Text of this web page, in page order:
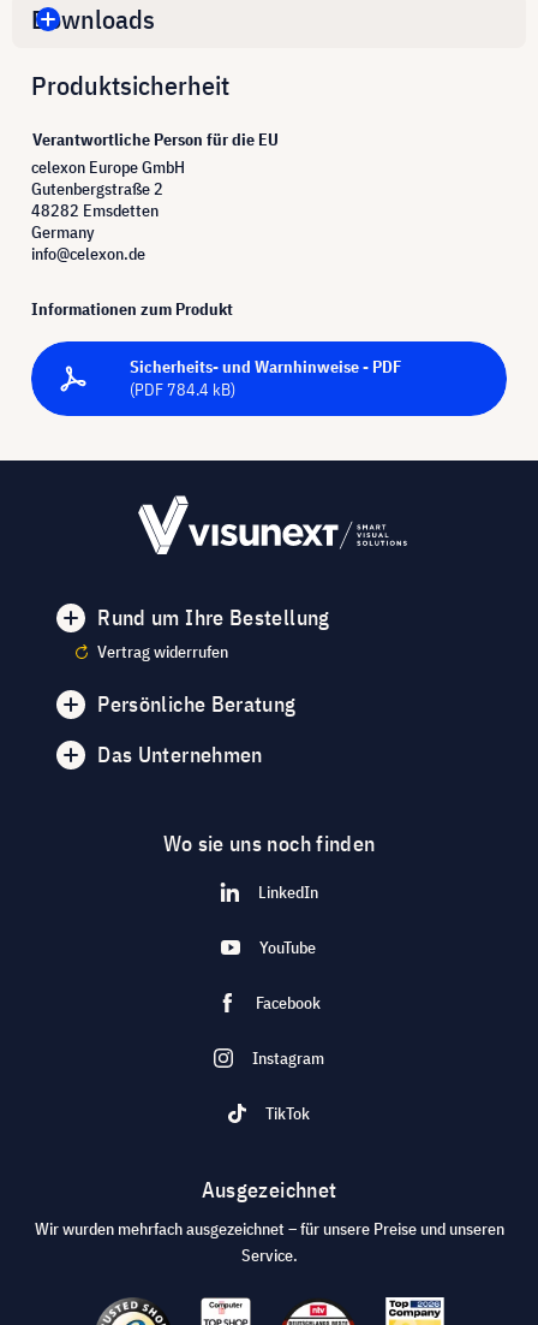
Downloads
Produktsicherheit
Verantwortliche Person für die EU
celexon Europe GmbH
Gutenbergstraße 2
48282 Emsdetten
Germany
info@celexon.de
Informationen zum Produkt
Sicherheits- und Warnhinweise - PDF
(PDF 784.4 kB)
Rund um Ihre Bestellung
Vertrag widerrufen
Persönliche Beratung
Das Unternehmen
Wo sie uns noch finden
LinkedIn
YouTube
Facebook
Instagram
TikTok
Ausgezeichnet
Wir wurden mehrfach ausgezeichnet – für unsere Preise und unseren
Service.